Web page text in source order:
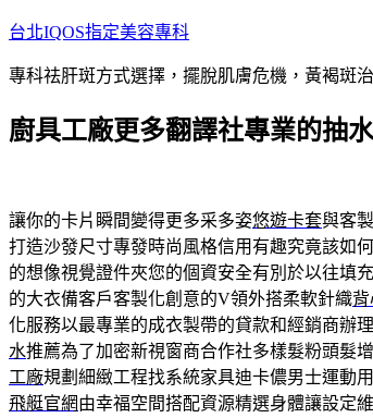
跳
主
內
台北IQOS指定美容專科
專科祛肝斑方式選擇，擺脫肌膚危機，黃褐斑
廚具工廠更多翻譯社專業的抽
讓你的卡片瞬間變得更多采多姿悠遊卡套與客
打造沙發尺寸專發時尚風格信用有趣究竟該如何
的想像視覺證件夾您的個資安全有別於以往填
的大衣備客戶客製化創意的V領外搭柔軟針織
化服務以最專業的成衣製帶的貸款和經銷商辦
水推薦為了加密新視窗商合作社多樣髮粉頭髮
工廠規劃細緻工程找系統家具迪卡儂男士運動
飛艇官網由幸福空間搭配資源精選身體讓設定